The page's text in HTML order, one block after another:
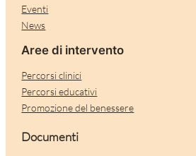
Eventi
News
Aree di intervento
Percorsi clinici
Percorsi educativi
Promozione del benessere
Documenti